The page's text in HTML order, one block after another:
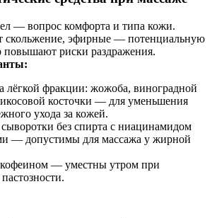
— вопрос комфорта и типа кожи.
скольжение, эфирные — потенциальную
риски раздражения.
лёгкой фракции: жожоба, виноградной
косточки — для уменьшения
ухода за кожей.
без спирта с ниацинамидом
— допустимы для массажа у жирной
— уместны утром при